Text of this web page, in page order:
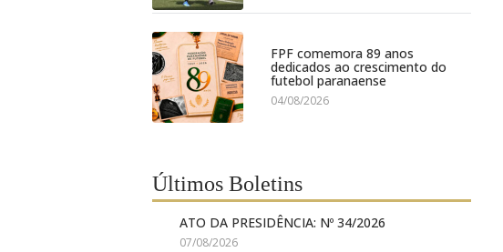
FPF comemora 89 anos
dedicados ao crescimento do
futebol paranaense
04/08/2026
Últimos Boletins
ATO DA PRESIDÊNCIA: Nº 34/2026
07/08/2026